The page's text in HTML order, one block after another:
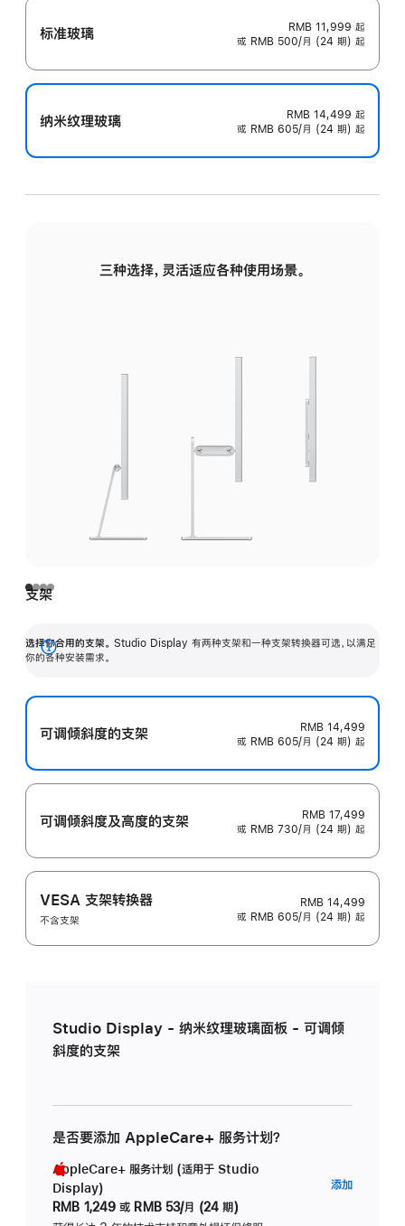
标准玻璃 RMB 11,999 起
或 RMB 500/月 (24 期) 起
纳米纹理玻璃 RMB 14,499 起
或 RMB 605/月 (24 期) 起
三种选择，灵活适应各种使用场景。
支架
选择你合用的支架。 Studio Display 有两种支架和一种支架转换器可选，以满足
你的各种安装需求。
展
可调倾斜度的支架
RMB 14,499
或 RMB 605/月 (24 期) 起
可调倾斜度及高‍度的支‍架
RMB 17,499
或 RMB 730/月 (24 期) 起
VESA 支架转换器
不含支架
RMB 14,499
或 RMB 605/月 (24 期) 起
Studio Display - 纳米纹理玻璃面板 - 可调倾
斜度的支架
是否要添加 AppleCare+ 服务计划？
AppleCare+ 服务计划 (适用于 Studio
Display)
RMB 1,249 或 RMB 53/月 (24 期)
添加